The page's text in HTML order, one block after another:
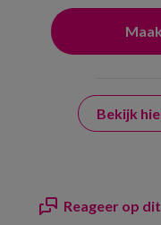
Bekijk
Reageer op